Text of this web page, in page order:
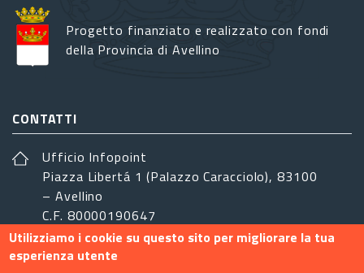
Progetto finanziato e realizzato con fondi
della Provincia di Avellino
CONTATTI
Ufficio Infopoint
Piazza Libertá 1 (Palazzo Caracciolo), 83100
– Avellino
C.F. 80000190647
sistemairpinia@provincia.avellino.it
Utilizziamo i cookie su questo sito per migliorare la tua
esperienza utente